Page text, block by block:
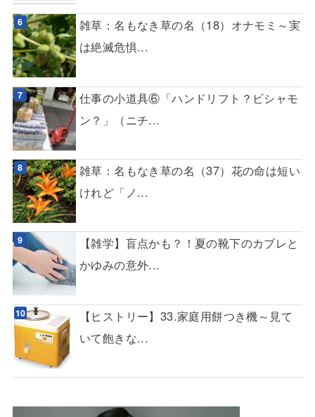
雑草：名もなき草の名（18）オナモミ～実
は絶滅危惧...
仕事の小道具⑥「ハンドリフト？ビシャモ
ン？」（ニチ...
雑草：名もなき草の名（37）花の命は短い
けれど「ノ...
【雑学】盲点かも？！夏の靴下のカブレと
かゆみの意外...
【ヒストリー】33.家庭用餅つき機～見て
いて飽きな...